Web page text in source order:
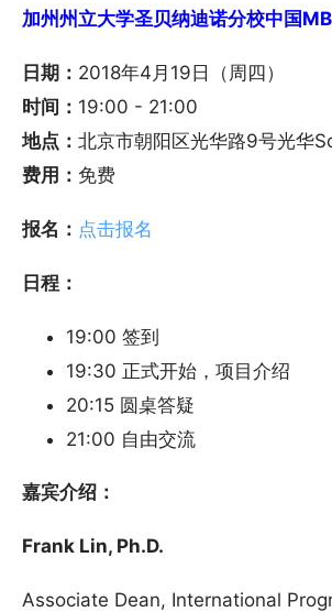
加州州立大学圣贝纳迪诺分校中国
日期： 2018年4月19日（周四）
时间： 19:00 - 21:00
地点： 北京市朝阳区光华路9号光华
费用： 免费
报名： 点击报名
日程：
19:00 签到
19:30 正式开始，项目介绍
20:15 圆桌答疑
21:00 自由交流
嘉宾介绍：
Frank Lin, Ph.D.
Associate Dean, International